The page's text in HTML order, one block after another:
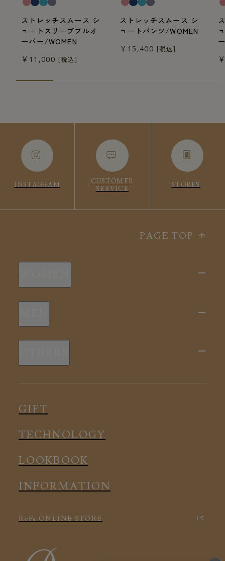
ストレッチスムース シ
ョートスリーブプルオ
ーバー/WOMEN
￥11,000 [税込]
ストレッチスムース シ
ョートパンツ/WOMEN
￥15,400 [税込]
INSTAGRAM
CUSTOMER
SERVICE
STORES
PAGE TOP
新商品
スリープウェア
ルームウェア
アクセサリー
新商品
ルームウェア
アクセサリー
GIFT
TECHNOLOGY
LOOKBOOK
INFORMATION
ReFa ONLINE STORE